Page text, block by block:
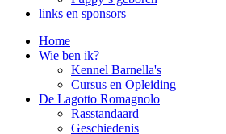
links en sponsors
Home
Wie ben ik?
Kennel Barnella's
Cursus en Opleiding
De Lagotto Romagnolo
Rasstandaard
Geschiedenis